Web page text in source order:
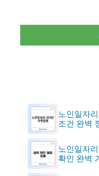
노인일자
조건 완벽
노인일자
확인 완벽